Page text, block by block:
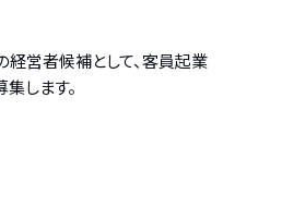
営者候補として、客員起業
します。